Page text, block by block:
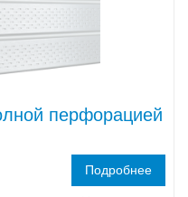
перфорацией
Подробнее